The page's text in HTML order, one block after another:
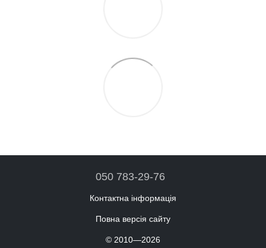
050 783-29-76
Контактна інформація
Повна версія сайту
© 2010—2026